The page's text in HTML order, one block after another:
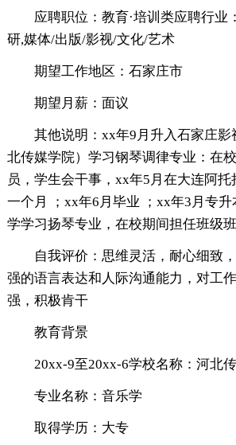
应聘职位：教育·培训类应聘行业
研,媒体/出版/影视/文化/艺术
期望工作地区：石家庄市
期望月薪：面议
其他说明：xx年9月升入石家庄影
北传媒学院）学习钢琴调律专业：在
员，学生会干事，xx年5月在大连阿托
一个月 ；xx年6月毕业 ；xx年3月专
学学习扬琴专业，在校期间担任班级
自我评价：思维灵活，耐心细致
强的语言表达和人际沟通能力，对工
强，积极肯干
教育背景
20xx-9至20xx-6学校名称：河北
专业名称：音乐学
取得学历：大专